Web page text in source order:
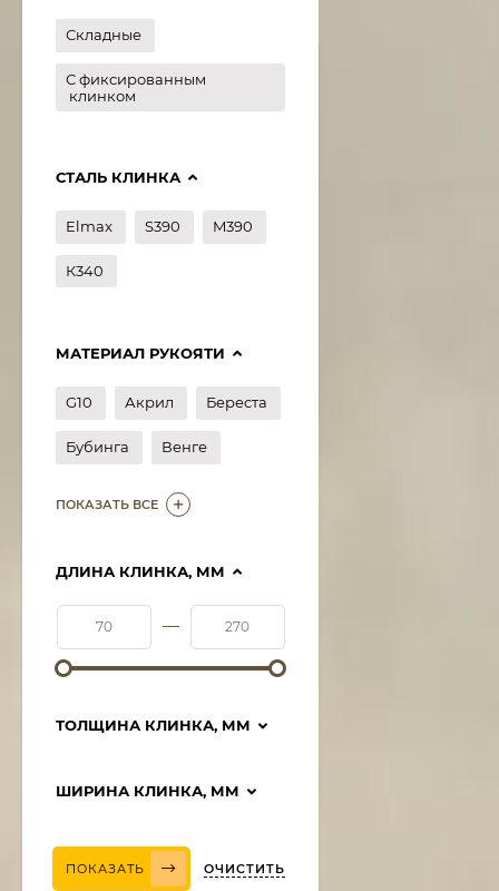
Складные
С фиксированным
клинком
СТАЛЬ КЛИНКА
Elmax S390 M390
К340
МАТЕРИАЛ РУКОЯТИ
G10 Акрил Береста
Бубинга Венге
ПОКАЗАТЬ ВСЕ
ДЛИНА КЛИНКА, ММ
—
ТОЛЩИНА КЛИНКА, ММ
ШИРИНА КЛИНКА, ММ
ПОКАЗАТЬ ОЧИСТИТЬ